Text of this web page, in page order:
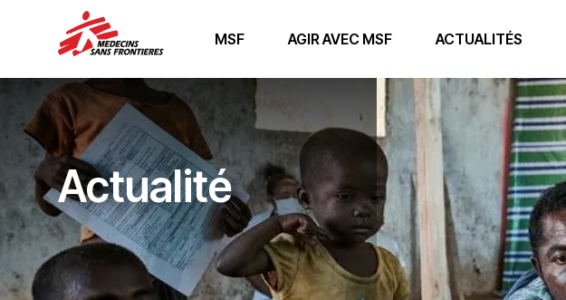
MSF AGIR AVEC MSF ACTUALITÉS
Actualité